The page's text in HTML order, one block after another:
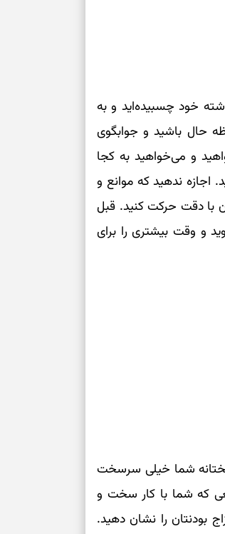
خود چسبیده‌اید و به
حال باشید و جوابگوی
و می‌خواهید به کجا
اجازه ندهید که موانع و
با دقت حرکت کنید. قبل
و وقت بیشتری را برای
شما خیلی سرسخت
که شما با کار سخت و
بودنتان را نشان دهید.